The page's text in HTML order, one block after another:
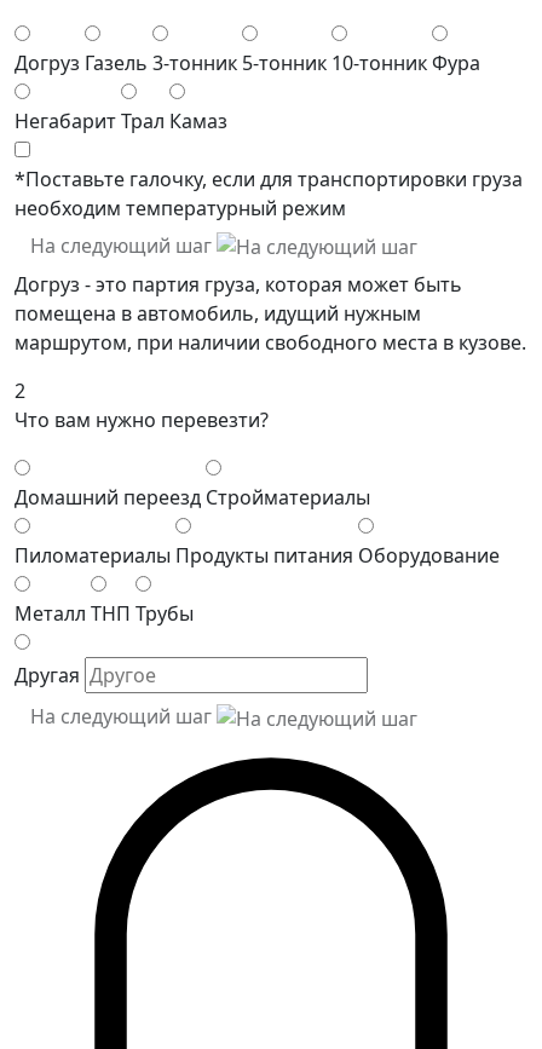
Догруз Газель 3-тонник 5-тонник 10-тонникФура
НегабаритТрал Камаз
*Поставьте галочку, если для транспортировки груза
необходим температурный режим
На следующий шаг
Догруз - это партия груза, которая может быть
помещена в автомобиль, идущий нужным
маршрутом, при наличии свободного места в кузове.
2
Что вам нужно перевезти?
Домашний переезд Стройматериалы
Пиломатериалы Продукты питания Оборудование
Металл ТНП Трубы
Другая
На следующий шаг